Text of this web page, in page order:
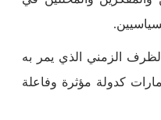
الزمني الذي يمر به
كدولة مؤثرة وفاعلة